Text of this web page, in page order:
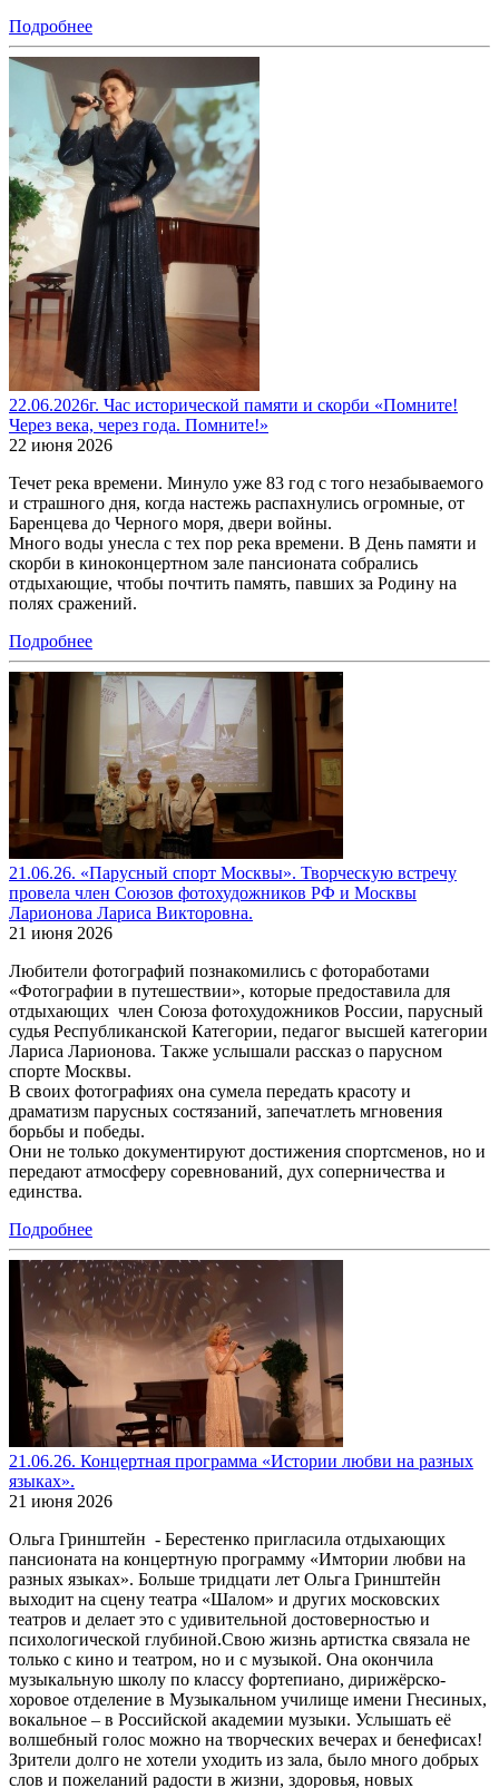
Подробнее
22.06.2026г. Час исторической памяти и скорби «Помните!
Через века, через года. Помните!»
22 июня 2026
Течет река времени. Минуло уже 83 год с того незабываемого
и страшного дня, когда настежь распахнулись огромные, от
Баренцева до Черного моря, двери войны.
Много воды унесла с тех пор река времени. В День памяти и
скорби в киноконцертном зале пансионата собрались
отдыхающие, чтобы почтить память, павших за Родину на
полях сражений.
Подробнее
21.06.26. «Парусный спорт Москвы». Творческую встречу
провела член Союзов фотохудожников РФ и Москвы
Ларионова Лариса Викторовна.
21 июня 2026
Любители фотографий познакомились с фотоработами
«Фотографии в путешествии», которые предоставила для
отдыхающих член Союза фотохудожников России, парусный
судья Республиканской Категории, педагог высшей категории
Лариса Ларионова. Также услышали рассказ о парусном
спорте Москвы.
В своих фотографиях она сумела передать красоту и
драматизм парусных состязаний, запечатлеть мгновения
борьбы и победы.
Они не только документируют достижения спортсменов, но и
передают атмосферу соревнований, дух соперничества и
единства.
Подробнее
21.06.26. Концертная программа «Истории любви на разных
языках».
21 июня 2026
Ольга Гринштейн - Берестенко пригласила отдыхающих
пансионата на концертную программу «Имтории любви на
разных языках». Больше тридцати лет Ольга Гринштейн
выходит на сцену театра «Шалом» и других московских
театров и делает это с удивительной достоверностью и
психологической глубиной.Свою жизнь артистка связала не
только с кино и театром, но и с музыкой. Она окончила
музыкальную школу по классу фортепиано, дирижёрско-
хоровое отделение в Музыкальном училище имени Гнесиных,
вокальное – в Российской академии музыки. Услышать её
волшебный голос можно на творческих вечерах и бенефисах!
Зрители долго не хотели уходить из зала, было много добрых
слов и пожеланий радости в жизни, здоровья, новых